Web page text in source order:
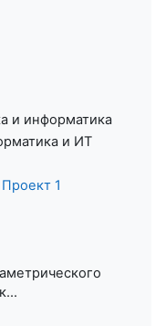
и информатика
и ИТ
1